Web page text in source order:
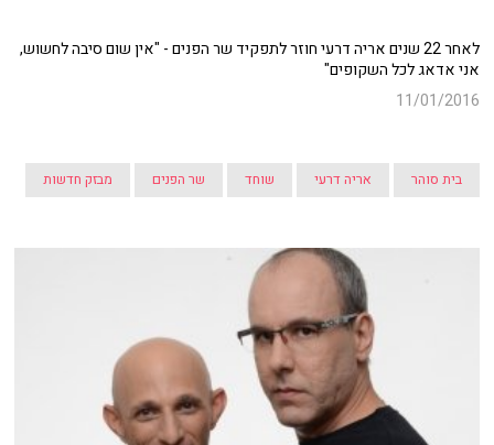
לאחר 22 שנים אריה דרעי חוזר לתפקיד שר הפנים - "אין שום סיבה לחשוש,
אני אדאג לכל השקופים"
11/01/2016
בית סוהר אריה דרעי שוחד שר הפנים מבזק חדשות